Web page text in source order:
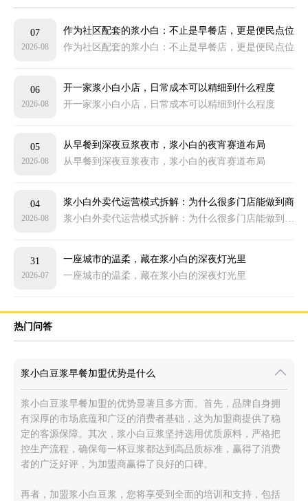
07
2026-08
作为社区配套的浆小白：不止是早餐店，更是便民点位
作为社区配套的浆小白：不止是早餐店，更是便民点位
06
2026-08
开一家浆小白小店，日常成本可以精细到什么程度
开一家浆小白小店，日常成本可以精细到什么程度
05
2026-08
从早餐到深夜豆浆夜市，浆小白的夜宵赛道布局
从早餐到深夜豆浆夜市，浆小白的夜宵赛道布局
04
2026-08
浆小白外卖代运营模式拆解：为什么很多门店能做到商
圈靠前
浆小白外卖代运营模式拆解：为什么很多门店能做到商圈靠前
31
2026-07
一座城市的温柔，藏在浆小白的深夜灯光里
一座城市的温柔，藏在浆小白的深夜灯光里
热门问答
浆小白豆浆早餐加盟优势是什么
浆小白豆浆早餐加盟的优势显著且多方面。首先，品牌自身拥
有深厚的市场底蕴和广泛的消费者基础，这为加盟商提供了稳
定的客源保障。其次，浆小白豆浆坚持选用优质原料，严格把
控生产流程，确保每一杯豆浆都达到高品质标准，赢得了消费
者的广泛好评，为加盟商赢得了良好的口碑。
再者，加盟浆小白豆浆，您将享受到全面的培训和支持，包括